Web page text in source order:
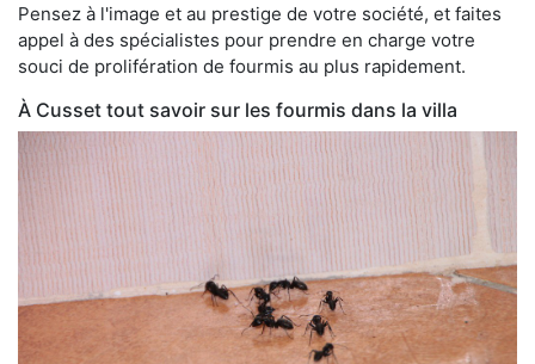
Pensez à l'image et au prestige de votre société, et faites
appel à des spécialistes pour prendre en charge votre
souci de prolifération de fourmis au plus rapidement.
À Cusset tout savoir sur les fourmis dans la villa